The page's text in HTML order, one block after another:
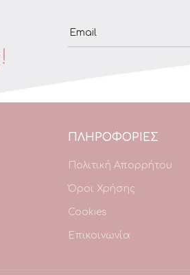
ΠΛΗΡΟΦΟΡΙΕΣ
Πολιτική Απορρήτου
Όροι Χρήσης
Cookies
Επικοινωνία